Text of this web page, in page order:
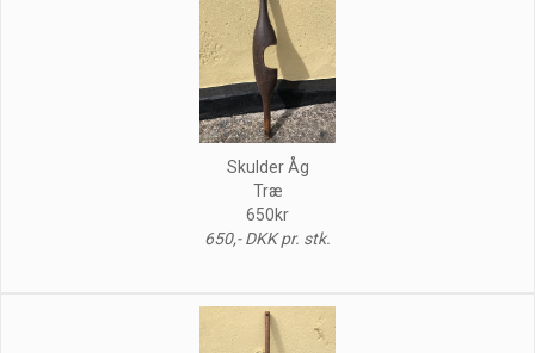
Skulder Åg
Træ
650kr
650,- DKK pr. stk.